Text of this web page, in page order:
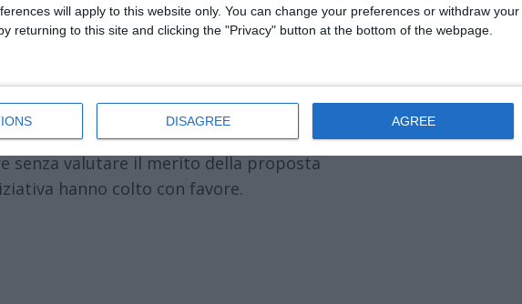
will apply to this website only. You can change your preferences or withdraw your
returning to this site and clicking the "Privacy" button at the bottom of the webpage.
DISAGREE AGREE
come Vecchi insinua. È stata pensata e
quindi prima dell’emergenza sanitaria
dei libri in Amazon, il tema riguarda tutti
chi per lui, dimostra solo un
senza valutare il merito della proposta
hanno colto con favore.